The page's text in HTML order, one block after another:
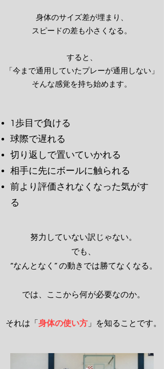
身体のサイズ差が埋まり、
スピードの差も小さくなる。
すると、
「今まで通用していたプレーが通用しない」
そんな感覚を持ち始めます。
1歩目で負ける
球際で遅れる
切り返しで置いていかれる
相手に先にボールに触られる
前より評価されなくなった気がす
る
努力していない訳じゃない。
でも、
“なんとなく” の動きでは勝てなくなる。
では、ここから何が必要なのか。
それは「 身体の使い方 」を知ることです。